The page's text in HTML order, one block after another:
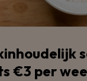
€3 per